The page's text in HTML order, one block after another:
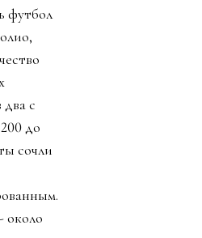
футбол
с
до
сочли
около